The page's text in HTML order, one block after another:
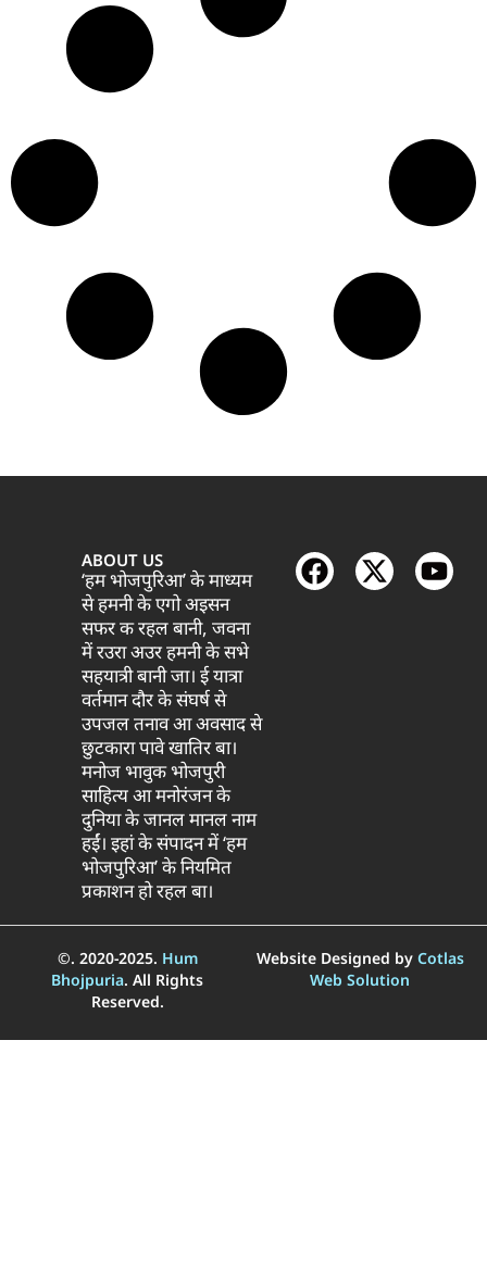
ABOUT US
‘हम भोजपुरिआ’ के माध्यम
से हमनी के एगो अइसन
सफर क रहल बानी, जवना
में रउरा अउर हमनी के सभे
सहयात्री बानी जा। ई यात्रा
वर्तमान दौर के संघर्ष से
उपजल तनाव आ अवसाद से
छुटकारा पावे खातिर बा।
मनोज भावुक भोजपुरी
साहित्य आ मनोरंजन के
दुनिया के जानल मानल नाम
हईं। इहां के संपादन में ‘हम
भोजपुरिआ’ के नियमित
प्रकाशन हो रहल बा।
©. 2020-2025. Hum
Bhojpuria. All Rights
Reserved.
Website Designed by Cotlas
Web Solution